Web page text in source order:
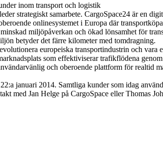
inom transport och logistik
strategiskt samarbete. CargoSpace24 är en
onlinesystemet i Europa där
miljöpåverkan och ökad lönsamhet för
betyder det färre kilometer med tomdragning.
europeiska transportindustrin och
som effektiviserar trafikflödena
och oberoende plattform för realtid
januari 2014. Samtliga kunder som idag
med Jan Helge på CargoSpace eller Thomas